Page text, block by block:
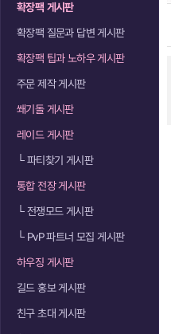
확장팩 게시판
확장팩 질문과 답변 게시판
확장팩 팁과 노하우 게시판
주문 제작 게시판
쐐기돌 게시판
레이드 게시판
└파티찾기 게시판
통합 전장 게시판
└전쟁모드 게시판
└PvP 파트너 모집 게시판
하우징 게시판
길드 홍보 게시판
친구 초대 게시판